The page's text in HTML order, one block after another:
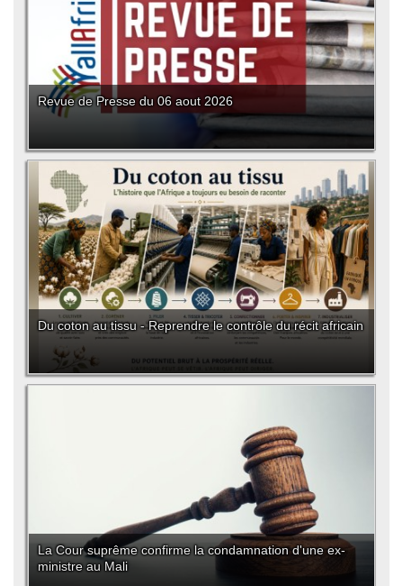
Revue de Presse du 06 aout 2026
Du coton au tissu - Reprendre le contrôle du récit africain
La Cour suprême confirme la condamnation d'une ex-
ministre au Mali